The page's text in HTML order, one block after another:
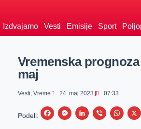
Izdvajamo Vesti Emisije Sport
Vremenska prognoza
maj
Vesti, Vreme 24. maj 2023. 07:33
Podeli:
F
M
L
V
W